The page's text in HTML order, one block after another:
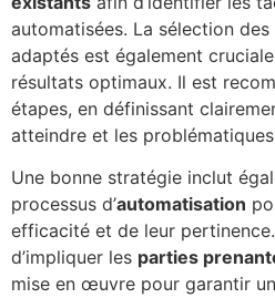
automatisées. La sélection des
adaptés est également
résultats optimaux. Il est
étapes, en définissant
atteindre et les
Une bonne stratégie inclut
processus d’automatisation
efficacité et de leur
d’impliquer les parties
mise en œuvre pour garantir